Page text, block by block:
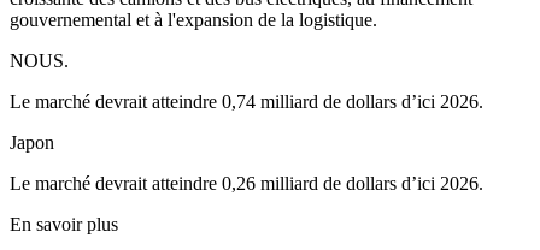
gouvernemental et à l'expansion de la logistique.
NOUS.
Le marché devrait atteindre 0,74 milliard de dollars d’ici 2026.
Japon
Le marché devrait atteindre 0,26 milliard de dollars d’ici 2026.
En savoir plus